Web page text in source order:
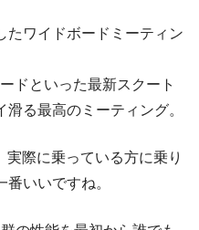
たワイドボードミーティン
ドといった最新スクート
る最高のミーティング。
実際に乗っている方に乗り
いいですね。